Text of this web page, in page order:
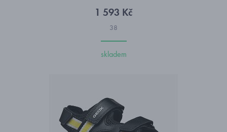
1 593 Kč
38
skladem